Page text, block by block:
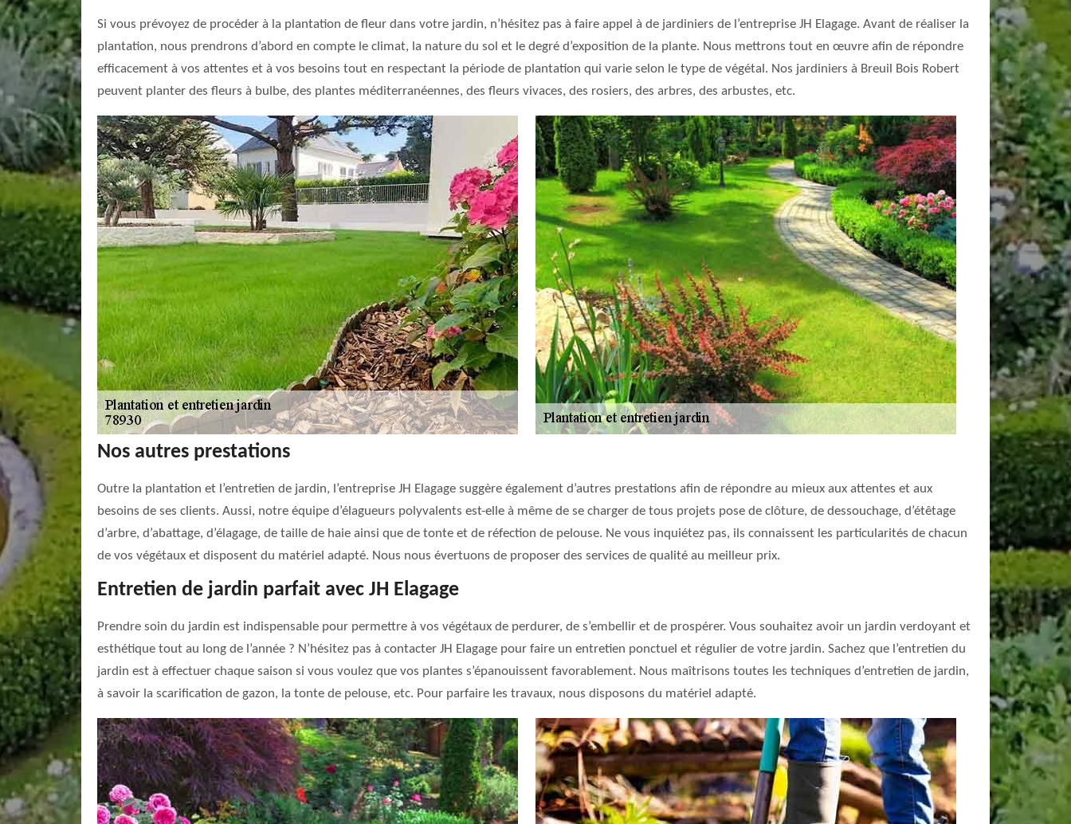
Si vous prévoyez de procéder à la plantation de fleur dans votre jardin, n’hésitez pas à faire appel à de jardiniers de l’entreprise JH Elagage. Avant de réaliser la
plantation, nous prendrons d’abord en compte le climat, la nature du sol et le degré d’exposition de la plante. Nous mettrons tout en œuvre afin de répondre
efficacement à vos attentes et à vos besoins tout en respectant la période de plantation qui varie selon le type de végétal. Nos jardiniers à Breuil Bois Robert
peuvent planter des fleurs à bulbe, des plantes méditerranéennes, des fleurs vivaces, des rosiers, des arbres, des arbustes, etc.
Nos autres prestations
Outre la plantation et l’entretien de jardin, l’entreprise JH Elagage suggère également d’autres prestations afin de répondre au mieux aux attentes et aux
besoins de ses clients. Aussi, notre équipe d’élagueurs polyvalents est-elle à même de se charger de tous projets pose de clôture, de dessouchage, d’étêtage
d’arbre, d’abattage, d’élagage, de taille de haie ainsi que de tonte et de réfection de pelouse. Ne vous inquiétez pas, ils connaissent les particularités de chacun
de vos végétaux et disposent du matériel adapté. Nous nous évertuons de proposer des services de qualité au meilleur prix.
Entretien de jardin parfait avec JH Elagage
Prendre soin du jardin est indispensable pour permettre à vos végétaux de perdurer, de s’embellir et de prospérer. Vous souhaitez avoir un jardin verdoyant et
esthétique tout au long de l’année ? N’hésitez pas à contacter JH Elagage pour faire un entretien ponctuel et régulier de votre jardin. Sachez que l’entretien du
jardin est à effectuer chaque saison si vous voulez que vos plantes s’épanouissent favorablement. Nous maîtrisons toutes les techniques d’entretien de jardin,
à savoir la scarification de gazon, la tonte de pelouse, etc. Pour parfaire les travaux, nous disposons du matériel adapté.